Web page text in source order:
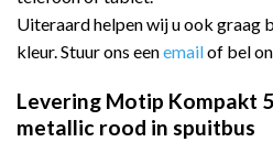
Uiteraard helpen wij u ook graag
kleur. Stuur ons eenemailof bel
Levering Motip Kompakt
metallic rood in spuitbus